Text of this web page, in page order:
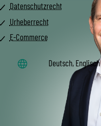
Datenschutzrecht
Urheberrecht
E-Commerce
Deutsch, Englisch